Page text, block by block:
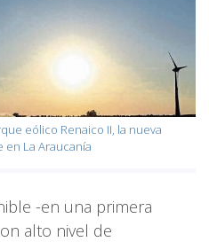
eólico Renaico II, la nueva
en La Araucanía
-en una primera
alto nivel de